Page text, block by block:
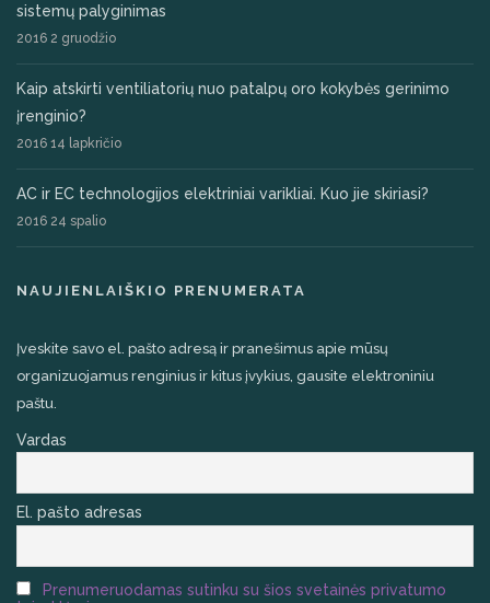
sistemų palyginimas
2016 2 gruodžio
Kaip atskirti ventiliatorių nuo patalpų oro kokybės gerinimo
įrenginio?
2016 14 lapkričio
AC ir EC technologijos elektriniai varikliai. Kuo jie skiriasi?
2016 24 spalio
NAUJIENLAIŠKIO PRENUMERATA
Įveskite savo el. pašto adresą ir pranešimus apie mūsų
organizuojamus renginius ir kitus įvykius, gausite elektroniniu
paštu.
Vardas
El. pašto adresas
Prenumeruodamas sutinku su šios svetainės privatumo